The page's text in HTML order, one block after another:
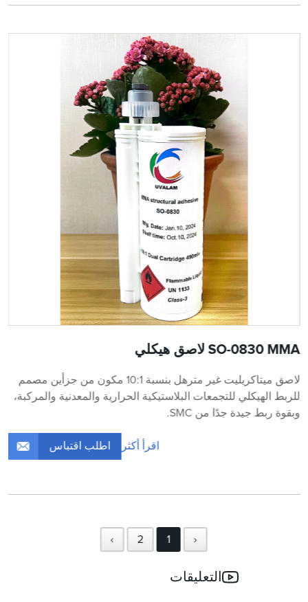
SO-0830 MMA لاصق هيكلي
لاصق ميتاكريليت غير مترهل بنسبة 10:1 مكون من جزأين مصمم
للربط الهيكلي للتجمعات البلاستيكية الحرارية والمعدنية والمركبة،
وبقوة ربط جيدة جدًا من SMC.
اقرأ أكثر اطلب اقتباس
‹
1
2
›
التعليقات